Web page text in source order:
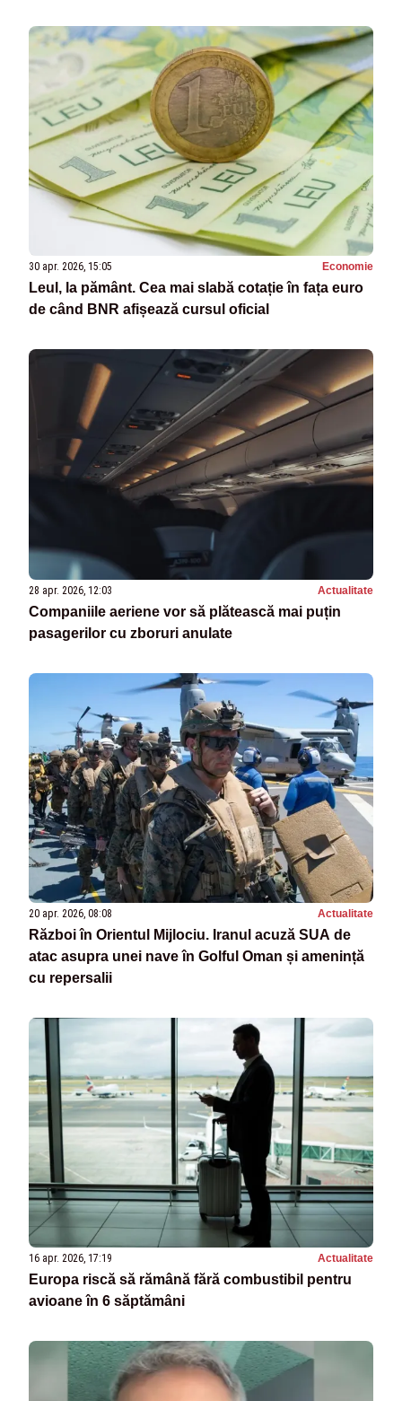
30 apr. 2026, 15:05 Economie
Leul, la pământ. Cea mai slabă cotație în fața euro
de când BNR afișează cursul oficial
28 apr. 2026, 12:03 Actualitate
Companiile aeriene vor să plătească mai puțin
pasagerilor cu zboruri anulate
20 apr. 2026, 08:08 Actualitate
Război în Orientul Mijlociu. Iranul acuză SUA de
atac asupra unei nave în Golful Oman și amenință
cu repersalii
16 apr. 2026, 17:19 Actualitate
Europa riscă să rămână fără combustibil pentru
avioane în 6 săptămâni